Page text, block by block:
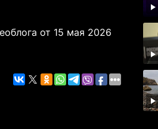
от 15 мая 2026